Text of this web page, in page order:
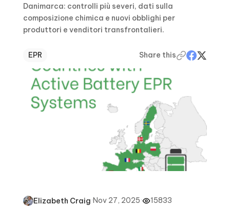
Danimarca: controlli più severi, dati sulla
composizione chimica e nuovi obblighi per
produttori e venditori transfrontalieri.
EPR Share this
Elizabeth Craig·Nov 27, 2025· 15833